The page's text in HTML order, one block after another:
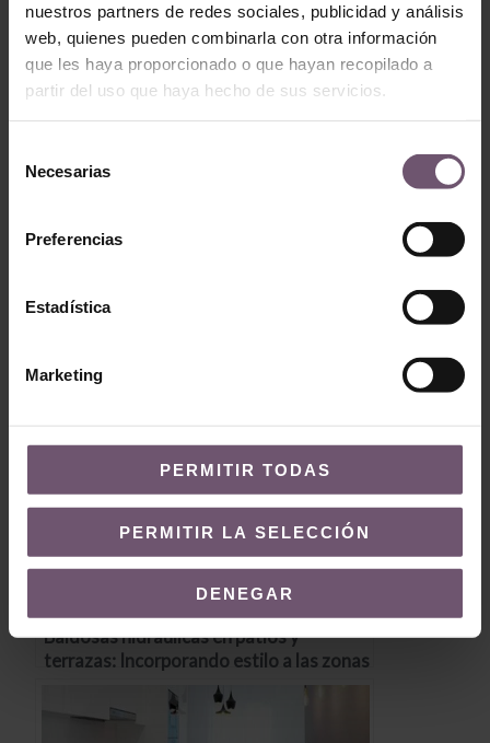
nuestros partners de redes sociales, publicidad y análisis
web, quienes pueden combinarla con otra información
que les haya proporcionado o que hayan recopilado a
partir del uso que haya hecho de sus servicios.
Necesarias
Preferencias
Estadística
Marketing
PERMITIR TODAS
PERMITIR LA SELECCIÓN
DENEGAR
Barra de bar con patchwork de suelo hidráulico
Baldosas hidráulicas en patios y
terrazas: Incorporando estilo a las zonas